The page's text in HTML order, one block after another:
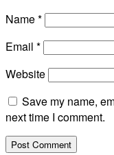
Name*
Email *
Website
Save my name,
next time I comment.